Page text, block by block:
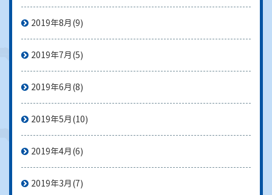
2019年8月 (9)
2019年7月 (5)
2019年6月 (8)
2019年5月 (10)
2019年4月 (6)
2019年3月 (7)